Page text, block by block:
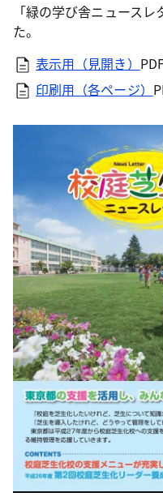
「緑の学び舎ニュース
た。
表示用（見開き）
印刷用（各ページ）